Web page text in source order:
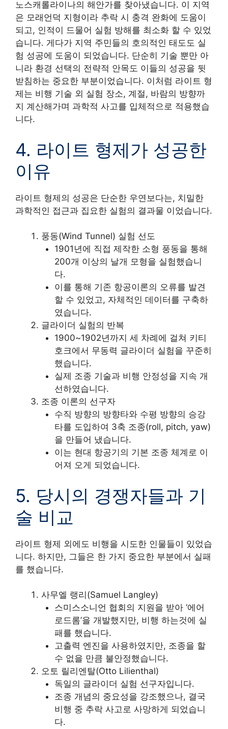
노스캐롤라이나의 해안가를 찾아냈습니다. 이 지역
은 모래언덕 지형이라 추락 시 충격 완화에 도움이
되고, 인적이 드물어 실험 방해를 최소화 할 수 있었
습니다. 게다가 지역 주민들의 호의적인 태도도 실
험 성공에 도움이 되었습니다. 단순히 기술 뿐만 아
니라 환경 선택의 전략적 안목도 이들의 성공을 뒷
받침하는 중요한 부분이었습니다. 이처럼 라이트 형
제는 비행 기술 외 실험 장소, 계절, 바람의 방향까
지 계산해가며 과학적 사고를 입체적으로 적용했습
니다.
4. 라이트 형제가 성공한
이유
라이트 형제의 성공은 단순한 우연보다는, 치밀한
과학적인 접근과 집요한 실험의 결과물 이었습니다.
풍동(Wind Tunnel) 실험 선도
1901년에 직접 제작한 소형 풍동을 통해
200개 이상의 날개 모형을 실험했습니
다.
이를 통해 기존 항공이론의 오류를 발견
할 수 있었고, 자체적인 데이터를 구축하
였습니다.
글라이더 실험의 반복
1900~1902년까지 세 차례에 걸쳐 키티
호크에서 무동력 글라이더 실험을 꾸준히
했습니다.
실제 조종 기술과 비행 안정성을 지속 개
선하였습니다.
조종 이론의 선구자
수직 방향의 방향타와 수평 방향의 승강
타를 도입하여 3축 조종(roll, pitch, yaw)
을 만들어 냈습니다.
이는 현대 항공기의 기본 조종 체계로 이
어져 오게 되었습니다.
5. 당시의 경쟁자들과 기
술 비교
라이트 형제 외에도 비행을 시도한 인물들이 있었습
니다. 하지만, 그들은 한 가지 중요한 부분에서 실패
를 했습니다.
사무엘 랭리(Samuel Langley)
스미스소니언 협회의 지원을 받아 ‘에어
로드롬’을 개발했지만, 비행 하는것에 실
패를 했습니다.
고출력 엔진을 사용하였지만, 조종을 할
수 없을 만큼 불안정했습니다.
오토 릴리엔탈(Otto Lilienthal)
독일의 글라이더 실험 선구자입니다.
조종 개념의 중요성을 강조했으나, 결국
비행 중 추락 사고로 사망하게 되었습니
다.